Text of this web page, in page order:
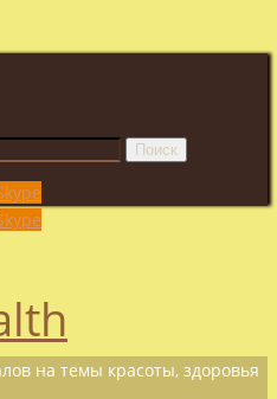
Поиск
на темы красоты, здоровья